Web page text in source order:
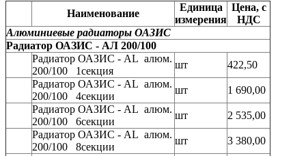
Наименование
Единица
измерения
Цена, с
НДС
Алюминиевые радиаторы ОАЗИС
Радиатор ОАЗИС - АЛ 200/100
Радиатор ОАЗИС - AL алюм.
200/100 1секция
шт
422,50
Радиатор ОАЗИС - AL алюм.
200/100 4секции
шт
1 690,00
Радиатор ОАЗИС - AL алюм.
200/100 6секции
шт
2 535,00
Радиатор ОАЗИС - AL алюм.
200/100 8секции
шт
3 380,00